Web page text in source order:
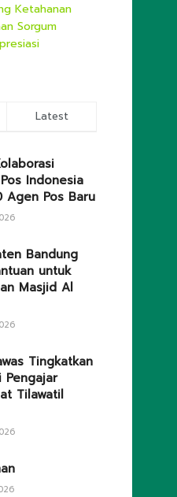
Ketahanan
Sorgum
Latest
Indonesia
Agen Pos Baru
Bandung
untuk
Masjid Al
Tingkatkan
Pengajar
Tilawatil